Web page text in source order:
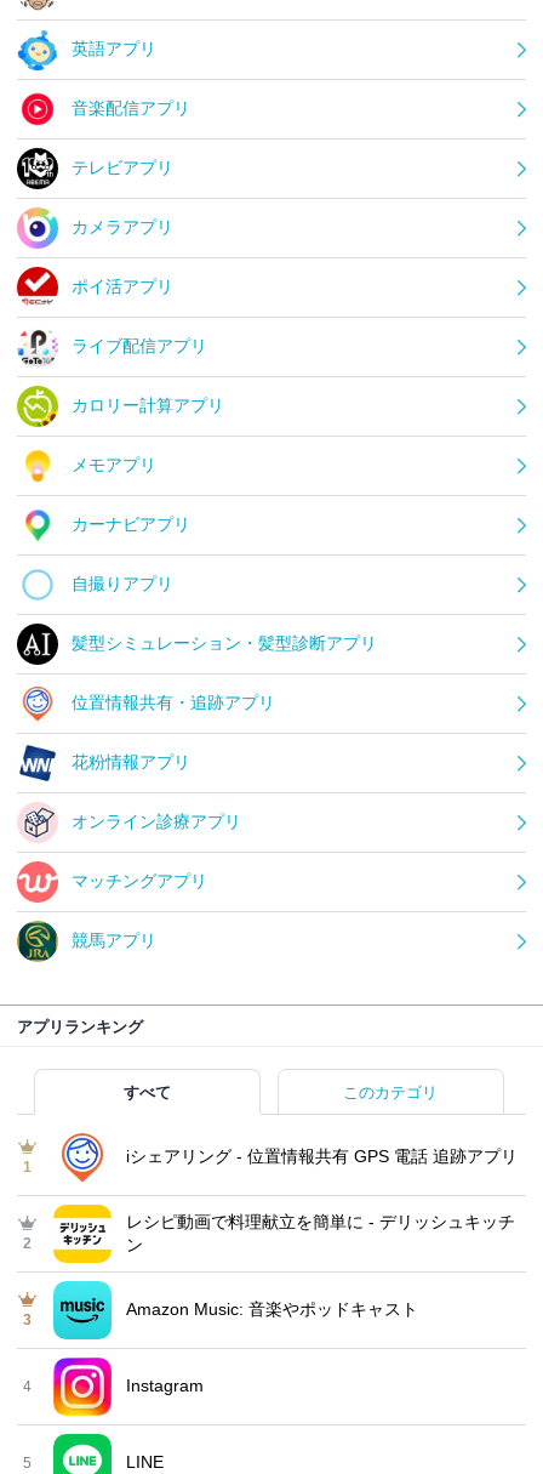
英語アプリ
音楽配信アプリ
テレビアプリ
カメラアプリ
ポイ活アプリ
ライブ配信アプリ
カロリー計算アプリ
メモアプリ
カーナビアプリ
自撮りアプリ
髪型シミュレーション・髪型診断アプリ
位置情報共有・追跡アプリ
花粉情報アプリ
オンライン診療アプリ
マッチングアプリ
競馬アプリ
アプリランキング
すべて このカテゴリ
1
iシェアリング - 位置情報共有 GPS 電話 追跡アプリ
2
レシピ動画で料理献立を簡単‪に - デリッシュキッチ
ン
3
Amazon Music: 音楽やポッドキャスト
4 Instagram
5 LINE